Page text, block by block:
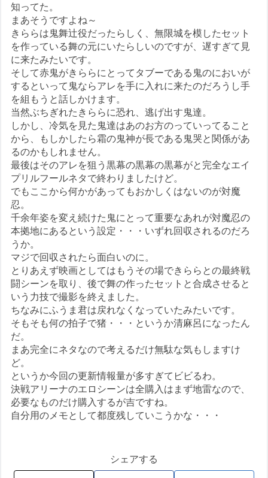
知ってた。
まあそうですよね～
きららは鬼舞辻役だったらしく、無限城を模したセット
を作っている舞の元にいたらしいのですが、遅すぎて見
に来たみたいです。
そして赤鬼がきららにとってタブーである鬼のにおいが
するといって鬼ならアレを手に入れに来たのだろうし手
を組もうと話しかけます。
当然ぶちぎれたきららに恐れ、逃げ出す鬼達。
しかし、冷気を見た鬼達はあのお方のっていってること
から、もしかしたら霜の鬼神が長である鬼哭と関係があ
るのかもしれません。
最後はそのアレを狙う黒幕の黒幕の黒幕がと完全なエイ
プリルフールネタで終わりましたけど。
でもここから何かがあってもおかしくはないのが対魔
忍。
千余年姿を変え続けた鬼にとって重要なあれが対魔忍の
本拠地にあるという設定・・・いずれ回収されるのだろ
うか。
マジで回収されたら面白いのに。
とりあえず映画としてはもうその場できららとの最終戦
闘シーンを取り、後で舞の作ったセットと合成させると
いう力技で撮影を終えました。
ちなみにふうま君は戻れなくなっていたみたいです。
そもそも何の拍子で猪・・・というか清麻呂になったん
だ。
まあ完全にネタなので考えるだけ無駄な気もしますけ
ど。
というか今回の更新情報量が多すぎてビビるわ。
決戦アリーナのエロシーンは全購入はまず地雷なので、
必要なものだけ購入するが吉ですね。
自分用のメモとして都度残していこうかな・・・
シェアする